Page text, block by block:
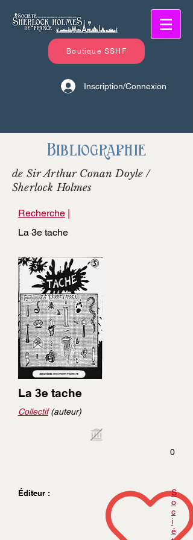
Boutique SSHF
Inscription/Connexion
Bibliographie
de Sir Arthur Conan Doyle /
Sherlock Holmes
Recherche |
La 3e tache
La 3e tache
Collectif(auteur)
0
Éditeur :
S
o
c
i
é